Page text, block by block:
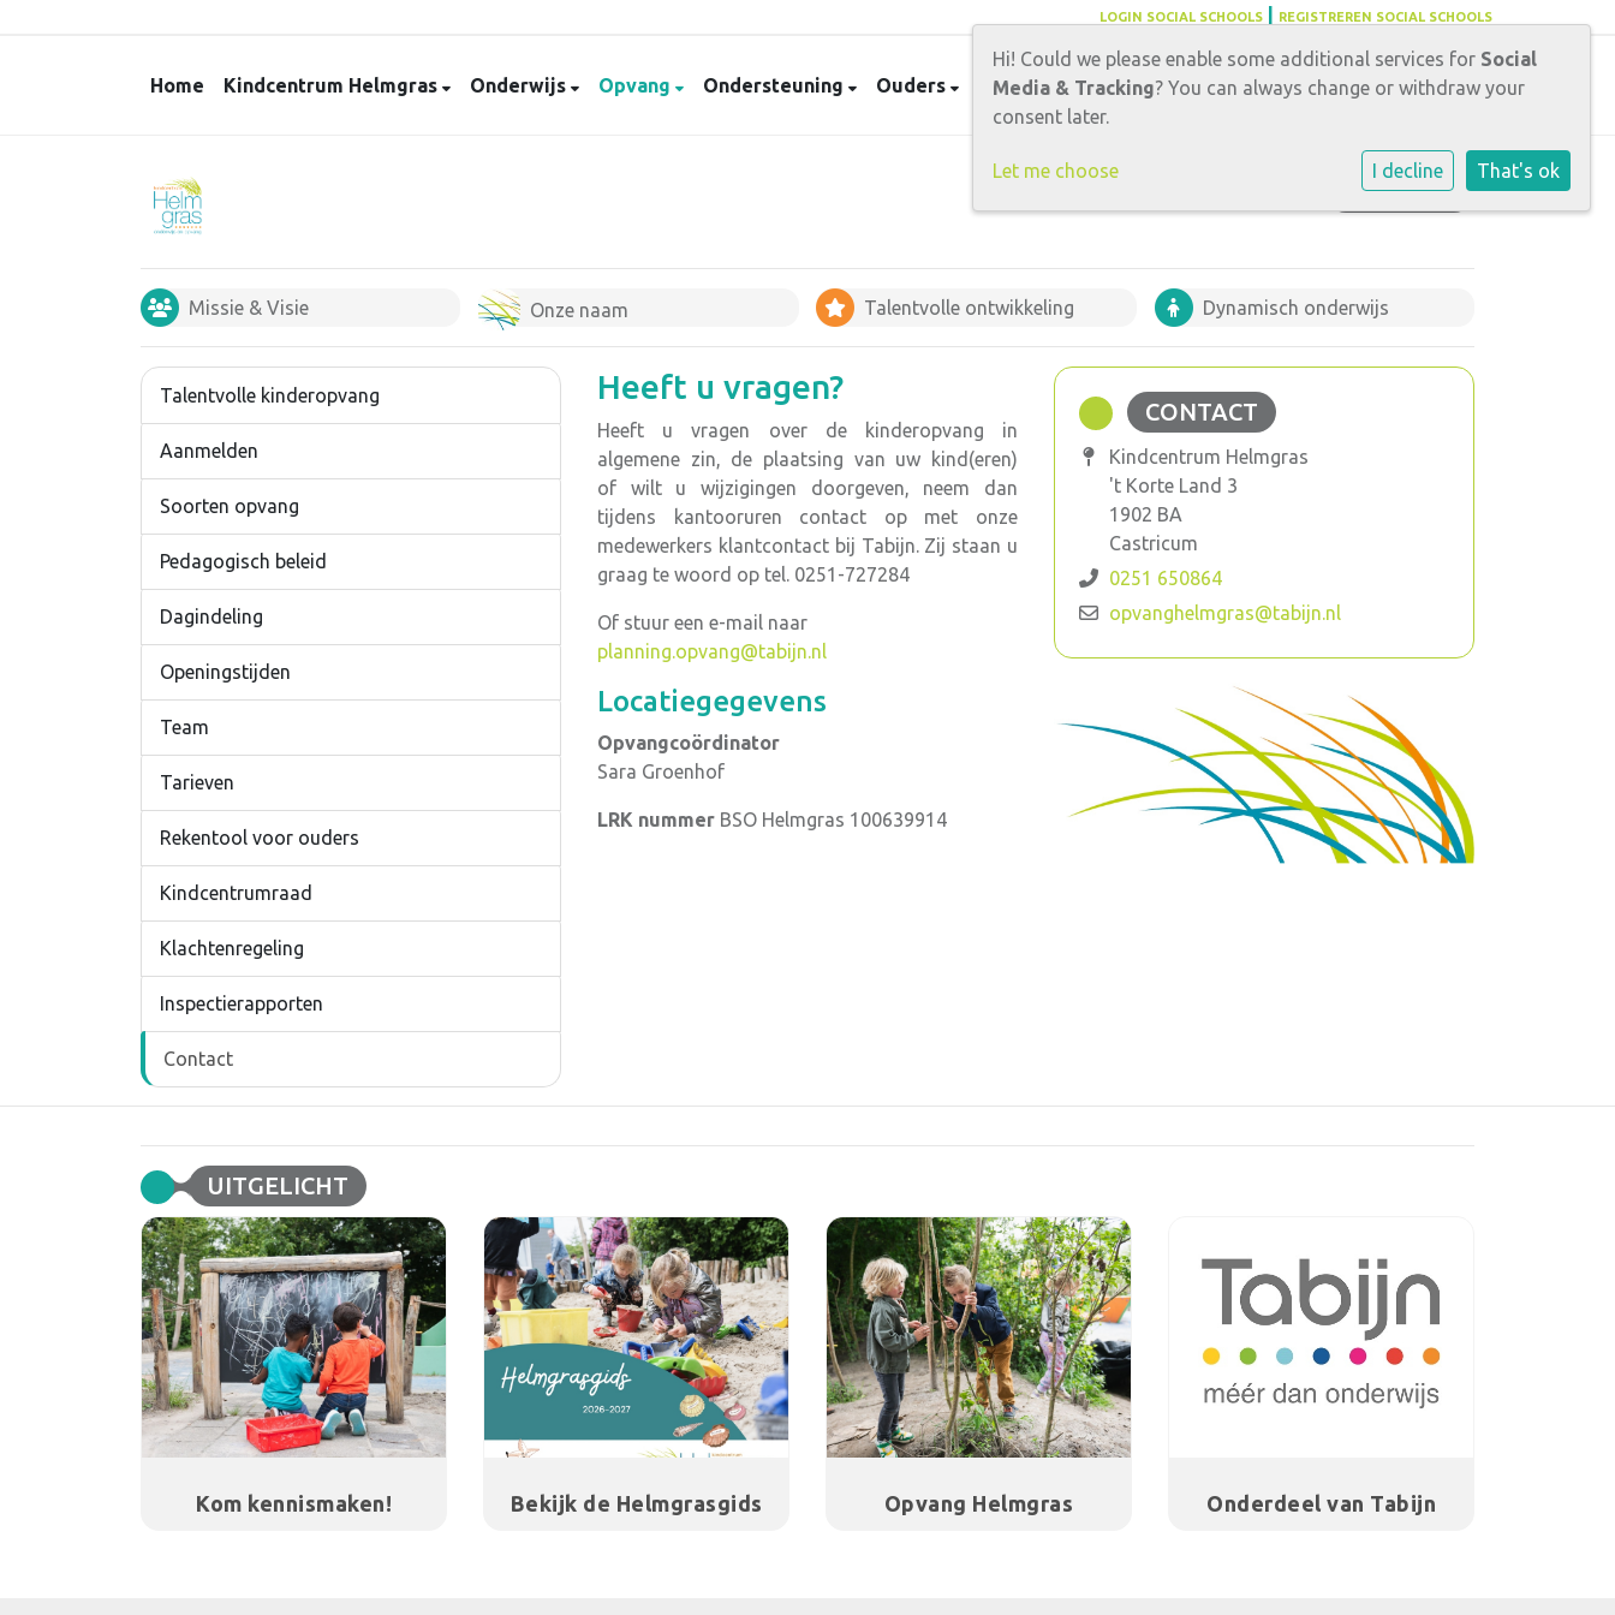
LOGIN SOCIAL SCHOOLS REGISTREREN SOCIAL SCHOOLS
Home Kindcentrum Helmgras Onderwijs Opvang Ondersteuning Ouders Contact Carrièrekansen
CONTACT
Missie & Visie Onze naam Talentvolle ontwikkeling Dynamisch onderwijs
Talentvolle kinderopvang
Aanmelden
Soorten opvang
Pedagogisch beleid
Dagindeling
Openingstijden
Team
Tarieven
Rekentool voor ouders
Kindcentrumraad
Klachtenregeling
Inspectierapporten
Contact
Heeft u vragen?
Heeft u vragen over de kinderopvang in
algemene zin, de plaatsing van uw kind(eren)
of wilt u wijzigingen doorgeven, neem dan
tijdens kantooruren contact op met onze
medewerkers klantcontact bij Tabijn. Zij staan u
graag te woord op tel. 0251-727284
Of stuur een e-mail naar
planning.opvang@tabijn.nl
Locatiegegevens
Opvangcoördinator
Sara Groenhof
LRK nummer BSO Helmgras 100639914
CONTACT
Kindcentrum Helmgras
't Korte Land 3
1902 BA
Castricum
0251 650864
opvanghelmgras@tabijn.nl
UITGELICHT
Kom kennismaken! Bekijk de Helmgrasgids Opvang Helmgras Onderdeel van Tabijn
Hi! Could we please enable some additional services for Social
Media & Tracking? You can always change or withdraw your
consent later.
Let me choose I decline That's ok